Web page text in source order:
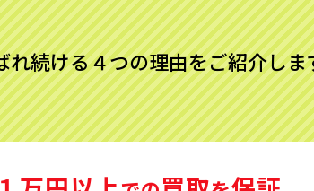
続ける４つの理由をご紹介しま